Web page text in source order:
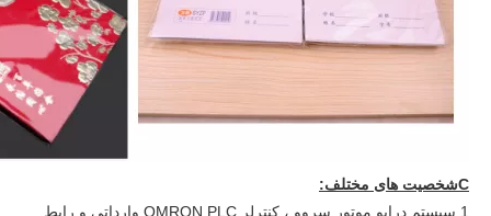
Cشخصیت های مختلف:
1 سیستم درایو موتور سروو ، کنترلر OMRON PLC وارداتی و رابط